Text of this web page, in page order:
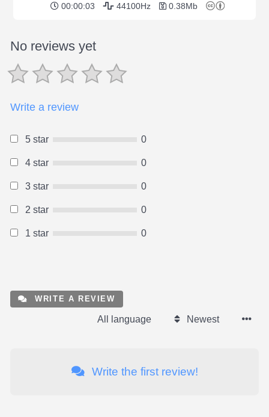
00:00:03 44100Hz 0.38Mb
No reviews yet
Write a review
5 star 0
4 star 0
3 star 0
2 star 0
1 star 0
WRITE A REVIEW
All language Newest
Write the first review!